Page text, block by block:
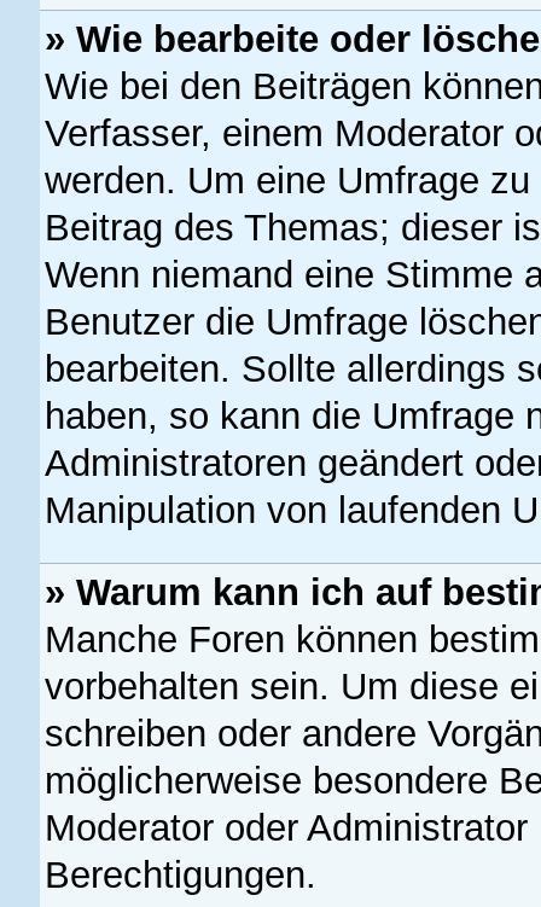
» Wie bearbeite oder
Wie bei den Beiträgen
Verfasser, einem Moderator
werden. Um eine Umfrage
Beitrag des Themas; dieser
Wenn niemand eine Stimme
Benutzer die Umfrage
bearbeiten. Sollte allerdings
haben, so kann die Umfrage
Administratoren geändert
Manipulation von laufenden
» Warum kann ich auf
Manche Foren können
vorbehalten sein. Um diese
schreiben oder andere
möglicherweise besondere
Moderator oder
Berechtigungen.